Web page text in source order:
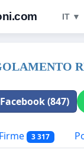
IT ▼
(847)
Firme 3 317